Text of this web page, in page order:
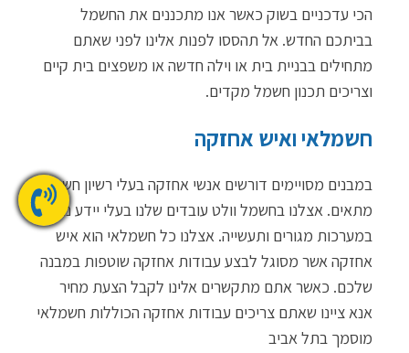
הכי עדכניים בשוק כאשר אנו מתכננים את החשמל
בביתכם החדש. אל תהססו לפנות אלינו לפני שאתם
מתחילים בבניית בית או וילה חדשה או משפצים בית קיים
וצריכים תכנון חשמל מקדים.
חשמלאי ואיש אחזקה
במבנים מסויימים דורשים אנשי אחזקה בעלי רשיון חשמל
מתאים. אצלנו בחשמל וולט עובדים שלנו בעלי יידע נרחב
במערכות מגורים ותעשייה. אצלנו כל חשמלאי הוא איש
אחזקה אשר מסוגל לבצע עבודות אחזקה שוטפות במבנה
שלכם. כאשר אתם מתקשרים אלינו לקבל הצעת מחיר
אנא ציינו שאתם צריכים עבודות אחזקה הכוללות חשמלאי
מוסמך בתל אביב